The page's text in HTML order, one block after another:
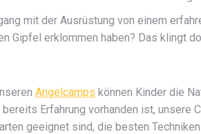
mit der Ausrüstung von einem
erklommen haben? Das klingt
Angelcamps können Kinder die
Erfahrung vorhanden ist,
geeignet sind, die besten